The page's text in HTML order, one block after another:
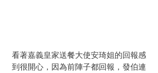
看著嘉義皇家送餐大使安琦姐的回報感
到很開心，因為前陣子都回報，發伯連